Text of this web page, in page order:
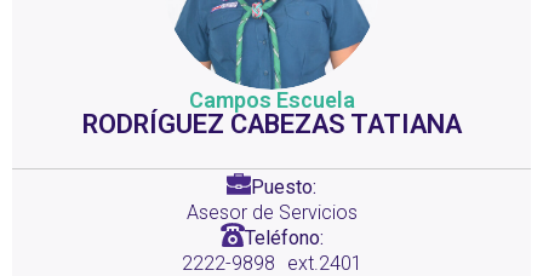
Campos Escuela
RODRÍGUEZ CABEZAS TATIANA
Puesto:
Asesor de Servicios
Teléfono:
2222-9898
ext.2401